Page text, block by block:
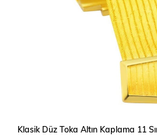
Klasik Düz Toka Altın Kaplama 11